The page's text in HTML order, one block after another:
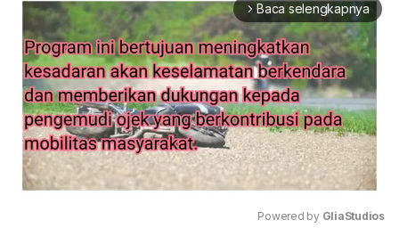
arrow_forward_ios Baca selengkapnya
Powered by GliaStudios